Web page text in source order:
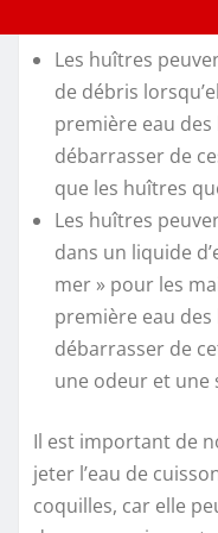
Les huîtres
de débris
première eau
débarrasser de
que les huîtres
Les huîtres
dans un liquide
mer » pour les
première eau
débarrasser de
une odeur et une
Il est important de
jeter l’eau de
coquilles, car elle